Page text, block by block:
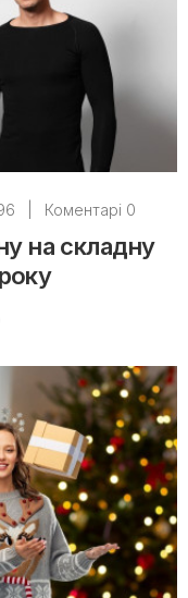
Коментарі 0
на складну